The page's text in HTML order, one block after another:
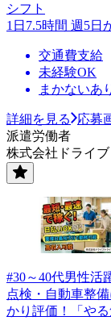
シフト
1日7.5時間 週5日
交通費支給
未経験OK
まかないあ
詳細を見る
応募
派遣労働者
株式会社ドライ
#30～40代男性活
点検・自動車整
かり評価！「や